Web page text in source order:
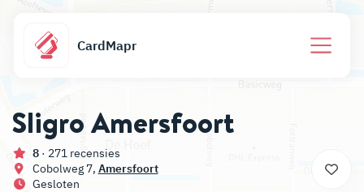
CardMapr
Sligro Amersfoort
8 · 271 recensies
Cobolweg 7, Amersfoort
Gesloten